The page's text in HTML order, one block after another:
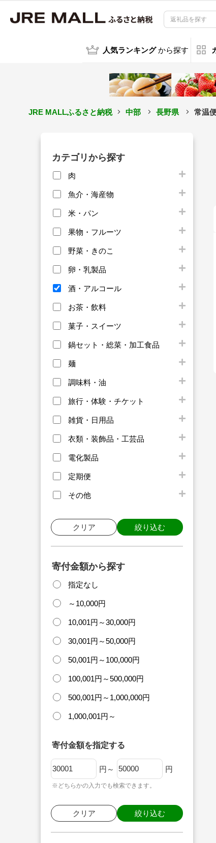
人気ランキング から探す
JRE MALLふるさと納税 中部 長野県 常温
カテゴリから探す
肉
魚介・海産物
米・パン
果物・フルーツ
野菜・きのこ
卵・乳製品
酒・アルコール
お茶・飲料
菓子・スイーツ
鍋セット・総菜・加工食品
麺
調味料・油
旅行・体験・チケット
雑貨・日用品
衣類・装飾品・工芸品
電化製品
定期便
その他
クリア 絞り込む
寄付金額から探す
指定なし
～10,000円
10,001円～30,000円
30,001円～50,000円
50,001円～100,000円
100,001円～500,000円
500,001円～1,000,000円
1,000,001円～
寄付金額を指定する
円～ 円
※どちらかの入力でも検索できます。
クリア 絞り込む